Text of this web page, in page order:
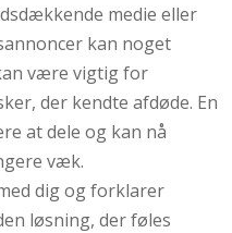
medie eller
kan noget
være vigtig for
der kendte afdøde. En
at dele og kan nå
væk.
dig og forklarer
løsning, der føles